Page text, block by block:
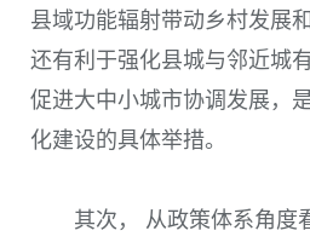
县域功能辐射带动乡村发展
还有利于强化县城与邻近城
促进大中小城市协调发展，
化建设的具体举措。
其次， 从政策体系角度